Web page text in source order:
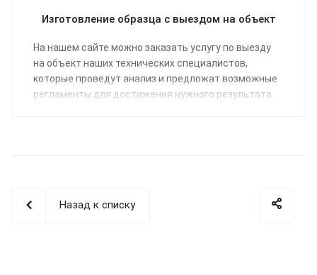
Изготовление образца с выездом на объект
На нашем сайте можно заказать услугу по выезду
на объект наших технических специалистов,
которые проведут анализ и предложат возможные
регламенты для достижения нужного результата.
Назад к списку